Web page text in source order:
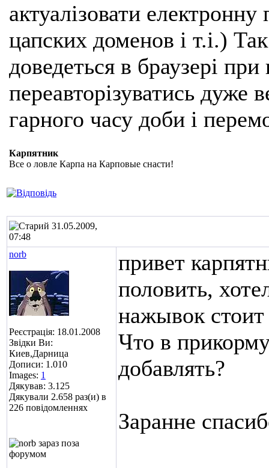
актуалізовати
цапских доменов і т.і.)
доведеться в браузері
переавторізуватись
гарного часу доби і
Карпятник
Все о ловле Карпа на Карповые снасти!
31.05.2009,
07:48
norb
Реєстрація: 18.01.2008
Звідки Ви:
Киев,Дарница
Дописи: 1.010
Images: 1
Дякував: 3.125
Дякували 2.658 раз(и) в
226 повідомленнях
привет
половить,
нажывок
Что в
добавлять?
Заранне